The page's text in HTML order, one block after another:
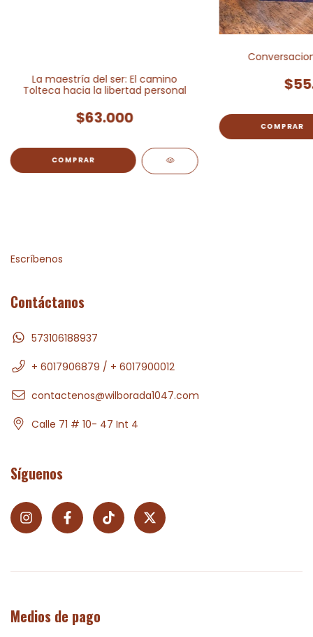
La maestría del ser: El camino
Tolteca hacia la libertad personal
$63.000
Escríbenos
Contáctanos
573106188937
+ 6017906879 / + 6017900012
contactenos@wilborada1047.com
Calle 71 # 10- 47 Int 4
Síguenos
Medios de pago